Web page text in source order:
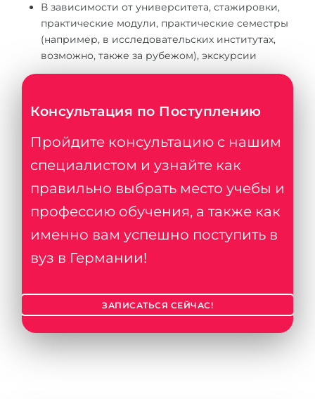
В зависимости от университета, стажировки,
практические модули, практические семестры
(например, в исследовательских институтах,
возможно, также за рубежом), экскурсии
Консультация по Поступлению
Пройдите консультацию с нашим
специалистом и узнайте как
правильно выбрать место учебы и
профессию обучения, а также как
именно вам успешно поступить в
вуз в Германии!
ЗАПИСАТЬСЯ СЕЙЧАС!